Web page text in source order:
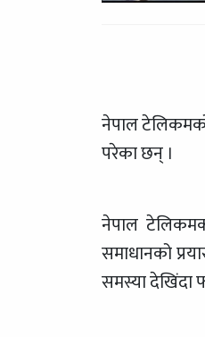
नेपाल
परेका छन् ।
नेपाल
समाधानको
समस्या देखिंदा